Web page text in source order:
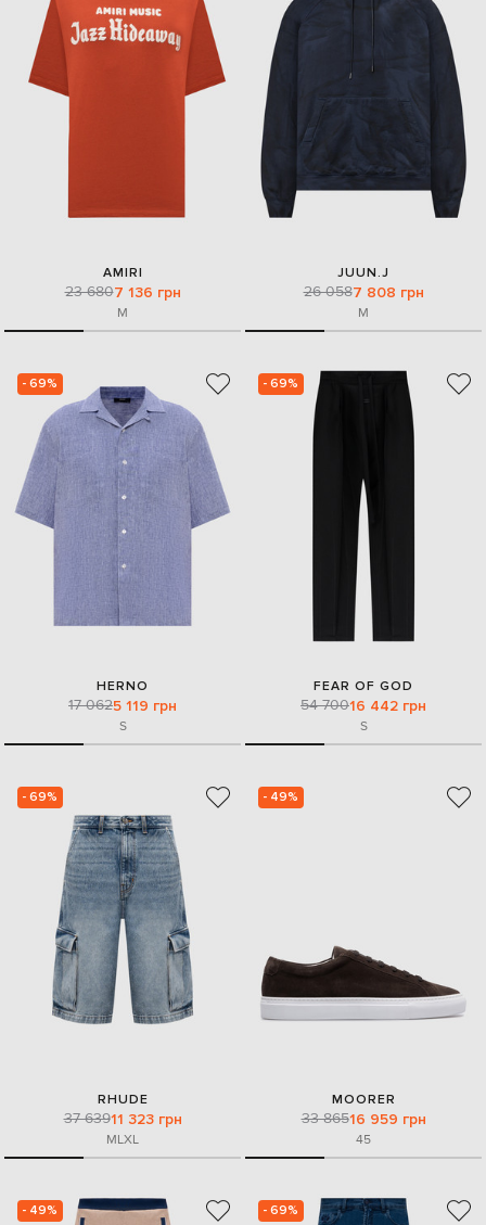
AMIRI
23 6807 136 грн
M
JUUN.J
26 0587 808 грн
M
- 69%
HERNO
17 0625 119 грн
S
- 69%
FEAR OF GOD
54 70016 442 грн
S
- 69%
RHUDE
37 63911 323 грн
MLXL
- 49%
MOORER
33 86516 959 грн
45
- 49% - 69%